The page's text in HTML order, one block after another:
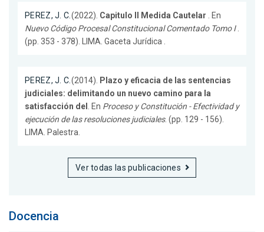
PEREZ, J. C. (2022). Capitulo II Medida Cautelar
. En
Nuevo Código Procesal Constitucional Comentado Tomo I
(pp. 353 - 378). LIMA. Gaceta Jurídica .
PEREZ, J. C. (2014).
Plazo y eficacia de las sentencias
judiciales: delimitando un nuevo camino para la
satisfacción del
. En Proceso y Constitución - Efectividad y
ejecución de las resoluciones judiciales. (pp. 129 - 156).
LIMA. Palestra.
Ver todas las publicaciones
Docencia